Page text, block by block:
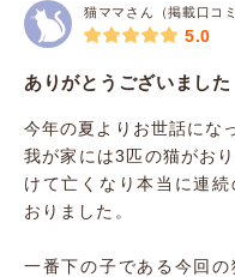
猫ママさん（掲載口コ
5.0
ありがとうございました
今年の夏よりお世話にな
我が家には3匹の猫がお
けて亡くなり本当に連
おりました。
一番下の子である今回